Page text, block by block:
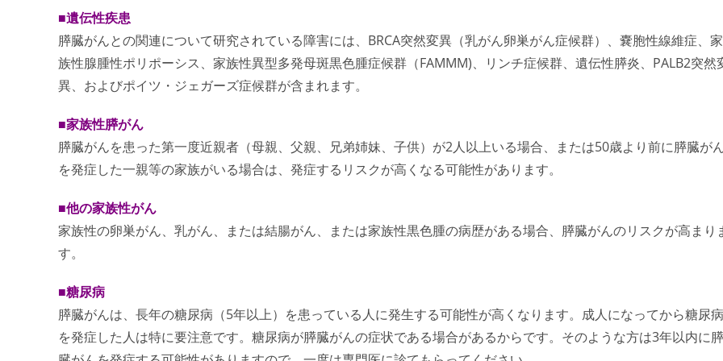
■遺伝性疾患
膵臓がんとの関連について研究されている障害には、BRCA突然変異（乳がん卵巣がん症候群）、嚢胞性線維症、家
族性腺腫性ポリポーシス、家族性異型多発母斑黒色腫症候群（FAMMM)、リンチ症候群、遺伝性膵炎、PALB2突然
異、およびポイツ・ジェガーズ症候群が含まれます。
■家族性膵がん
膵臓がんを患った第一度近親者（母親、父親、兄弟姉妹、子供）が2人以上いる場合、または50歳より前に膵臓が
を発症した一親等の家族がいる場合は、発症するリスクが高くなる可能性があります。
■他の家族性がん
家族性の卵巣がん、乳がん、または結腸がん、または家族性黒色腫の病歴がある場合、膵臓がんのリスクが高まり
す。
■糖尿病
膵臓がんは、長年の糖尿病（5年以上）を患っている人に発生する可能性が高くなります。成人になってから糖尿病
を発症した人は特に要注意です。糖尿病が膵臓がんの症状である場合があるからです。そのような方は3年以内に膵